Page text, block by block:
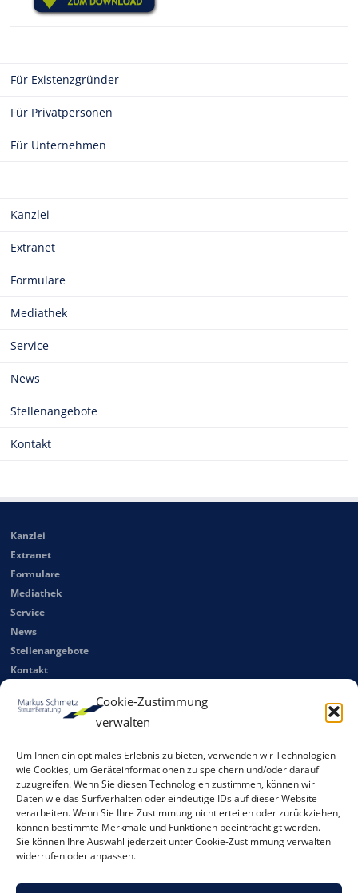
Cookie-Zustimmung
verwalten
Um Ihnen ein optimales Erlebnis zu bieten, verwenden wir Technologien
wie Cookies, um Geräteinformationen zu speichern und/oder darauf
zuzugreifen. Wenn Sie diesen Technologien zustimmen, können wir
Daten wie das Surfverhalten oder eindeutige IDs auf dieser Website
verarbeiten. Wenn Sie Ihre Zustimmung nicht erteilen oder zurückziehen,
können bestimmte Merkmale und Funktionen beeinträchtigt werden.
Sie können Ihre Auswahl jederzeit unter Cookie-Zustimmung verwalten
widerrufen oder anpassen.
Für Existenzgründer
Für Privatpersonen
Für Unternehmen
Kanzlei
Extranet
Formulare
Mediathek
Service
News
Stellenangebote
Kontakt
Kanzlei
Extranet
Formulare
Mediathek
Service
News
Stellenangebote
Kontakt
Steuerberater Düsseldorf – Markus Schmetz
Datenschutzerklärung
Impressum
Wir sind Mitglied im Deutschen Verband vermögensberatender